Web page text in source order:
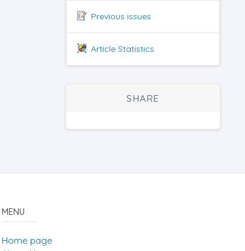
Previous issues
Article Statistics
SHARE
MENU
Home page